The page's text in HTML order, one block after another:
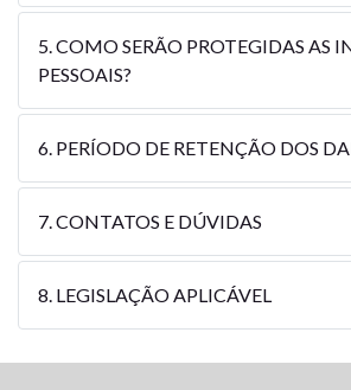
5. COMO SERÃO PROTEGIDAS AS
PESSOAIS?
6. PERÍODO DE RETENÇÃO DOS
7. CONTATOS E DÚVIDAS
8. LEGISLAÇÃO APLICÁVEL